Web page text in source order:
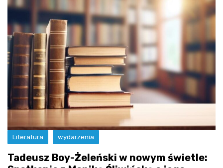
Literatura wydarzenia
Tadeusz Boy-Żeleński w nowym świetle: